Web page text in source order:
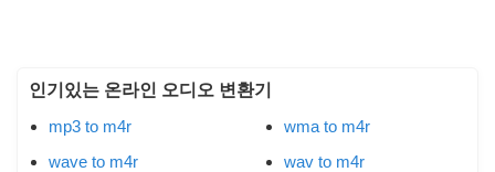
인기있는 온라인 오디오 변환기
mp3 to m4r
wave to m4r
wma to m4r
wav to m4r